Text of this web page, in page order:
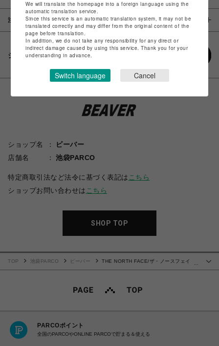
注意事項
シェアする
ショップ名
ビーバー
店舗名
池袋PARCO
特定商取引法など法令に基づく表記は こちら
ショップお問い合わせは こちら
SHOP TOP
TOP 池袋PARCO ビーバー
THE NORTH FACE/ザ・ノースフェイ
PARCOポイント
全国のPARCOやONLINE PARCOで貯まる＆使える
We will translate the homepage into a foreign language using the
automatic translation service.
Since this service is an automatic translation system, it may not be
translated correctly and may differ from the original content of the
page before translation.
In addition, we do not take any responsibility for any direct or
indirect damage caused by using this service. Thank you for your
understanding in advance.
Switch language Cancel